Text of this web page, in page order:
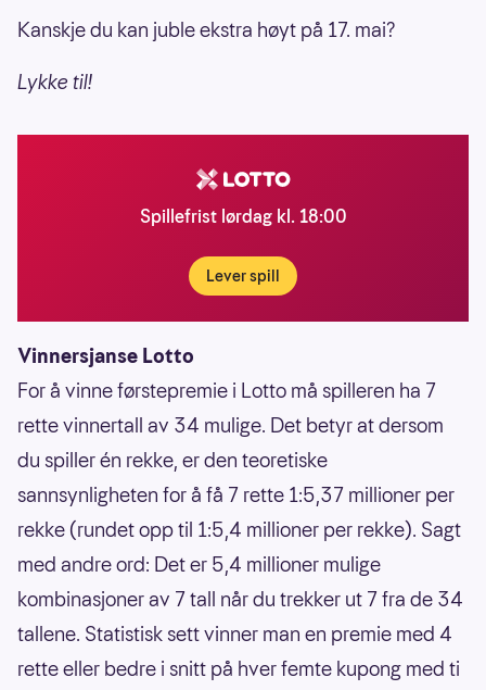
Kanskje du kan juble ekstra høyt på 17. mai?
Lykke til!
Spillefrist lørdag kl. 18:00
Lever spill
Vinnersjanse Lotto
For å vinne førstepremie i Lotto må spilleren ha 7
rette vinnertall av 34 mulige. Det betyr at dersom
du spiller én rekke, er den teoretiske
sannsynligheten for å få 7 rette 1:5,37 millioner per
rekke (rundet opp til 1:5,4 millioner per rekke). Sagt
med andre ord: Det er 5,4 millioner mulige
kombinasjoner av 7 tall når du trekker ut 7 fra de 34
tallene. Statistisk sett vinner man en premie med 4
rette eller bedre i snitt på hver femte kupong med ti